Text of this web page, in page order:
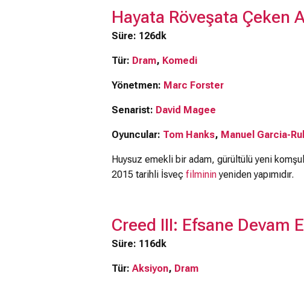
Hayata Röveşata Çeken
Süre: 126dk
Tür: Dram, Komedi
Yönetmen: Marc Forster
Senarist: David Magee
Oyuncular: Tom Hanks, Manuel Garcia-
Huysuz emekli bir adam, gürültülü yeni
2015 tarihli İsveç filmininyeniden yapımıdır.
Creed III: Efsane Devam
Süre: 116dk
Tür: Aksiyon, Dram